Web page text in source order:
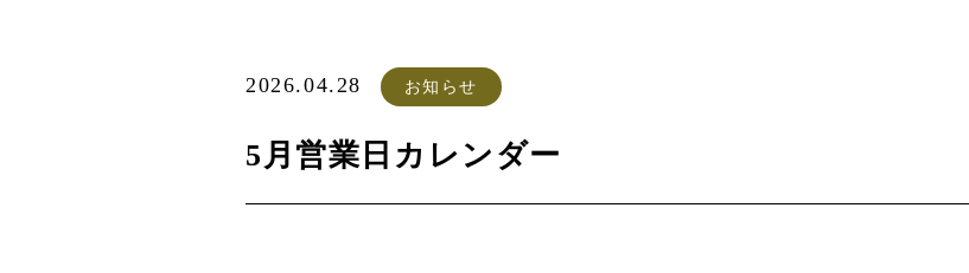
2026.04.28 お知らせ
5月営業日カレンダー